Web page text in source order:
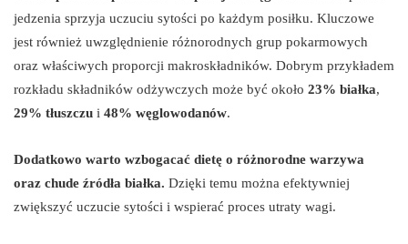
jedzenia sprzyja uczuciu sytości po każdym posiłku. Kluczowe
jest również uwzględnienie różnorodnych grup pokarmowych
oraz właściwych proporcji makroskładników. Dobrym przykładem
rozkładu składników odżywczych może być około 23% białka,
29% tłuszczu i 48% węglowodanów.
Dodatkowo warto wzbogacać dietę o różnorodne warzywa
oraz chude źródła białka. Dzięki temu można efektywniej
zwiększyć uczucie sytości i wspierać proces utraty wagi.